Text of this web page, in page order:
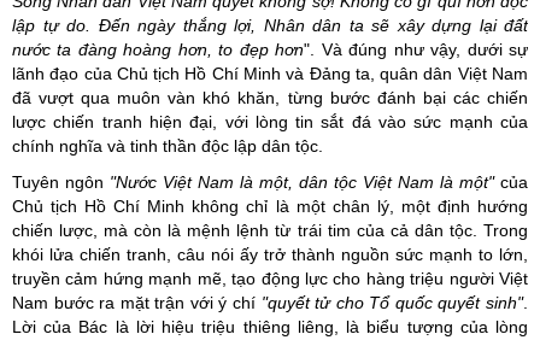
lập tự do. Đến ngày thắng lợi, Nhân dân ta sẽ xây dựng lạiđất
nước ta đàng hoàng hơn, to đẹp hơn". Và đúng như vậy, dưới sự
lãnh đạo của Chủ tịch Hồ Chí Minh và Đảng ta, quân dân Việt Nam
đã vượt qua muôn vàn khó khăn, từng bước đánh bại các chiến
lược chiến tranh hiện đại, với lòng tin sắt đá vào sức mạnh của
chính nghĩa và tinh thần độc lập dân tộc.
Tuyên ngôn "Nước Việt Nam là một, dân tộc Việt Nam là một"của
Chủ tịch Hồ Chí Minh không chỉ là một chân lý, một định hướng
chiến lược, mà còn là mệnh lệnh từ trái tim của cả dân tộc. Trong
khói lửa chiến tranh, câu nói ấy trở thành nguồn sức mạnh to lớn,
truyền cảm hứng mạnh mẽ, tạo động lực cho hàng triệu người Việt
Nam bước ra mặt trận với ý chí "quyết tử cho Tổ quốc quyết sinh".
Lời của Bác là lời hiệu triệu thiêng liêng, là biểu tượng của lòng